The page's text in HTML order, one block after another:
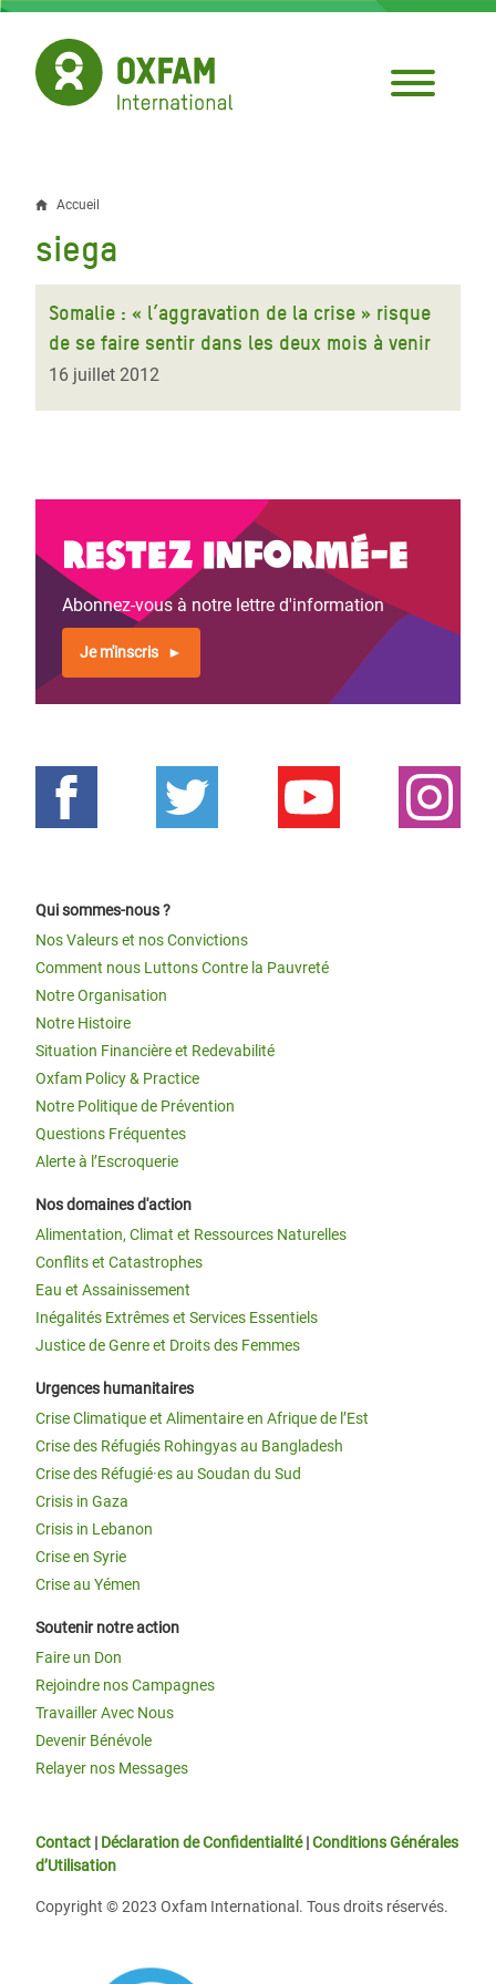
Aller
contenu
principal
Fil
d'Ariane
Accueil
siega
Somalie : « l’aggravation de la crise » risque
de se faire sentir dans les deux mois à venir
16 juillet 2012
Restez informé-e
Abonnez-vous à notre lettre d'information
Je m'inscris
Qui sommes-nous ?
Nos Valeurs et nos Convictions
Comment nous Luttons Contre la Pauvreté
Notre Organisation
Notre Histoire
Situation Financière et Redevabilité
Oxfam Policy & Practice
Notre Politique de Prévention
Questions Fréquentes
Alerte à l’Escroquerie
Nos domaines d'action
Alimentation, Climat et Ressources Naturelles
Conflits et Catastrophes
Eau et Assainissement
Inégalités Extrêmes et Services Essentiels
Justice de Genre et Droits des Femmes
Urgences humanitaires
Crise Climatique et Alimentaire en Afrique de l’Est
Crise des Réfugiés Rohingyas au Bangladesh
Crise des Réfugié·es au Soudan du Sud
Crisis in Gaza
Crisis in Lebanon
Crise en Syrie
Crise au Yémen
Soutenir notre action
Faire un Don
Rejoindre nos Campagnes
Travailler Avec Nous
Devenir Bénévole
Relayer nos Messages
Contact | Déclaration de Confidentialité|Conditions Générales
d’Utilisation
Copyright © 2023 Oxfam International. Tous droits réservés.